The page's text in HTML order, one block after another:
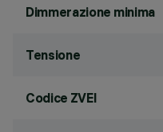
Dimmerazione minima
Tensione
Codice ZVEI